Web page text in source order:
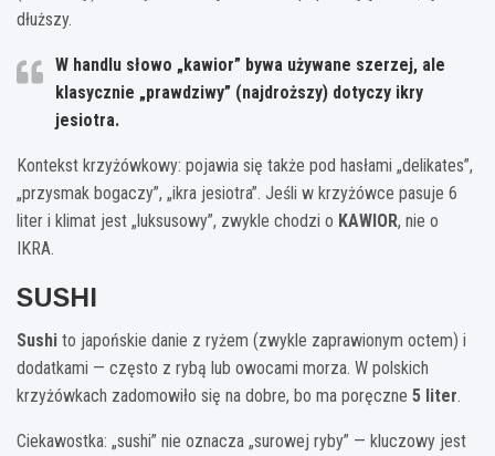
dłuższy.
W handlu słowo „kawior” bywa używane szerzej, ale
klasycznie „prawdziwy” (najdroższy) dotyczy ikry
jesiotra.
Kontekst krzyżówkowy: pojawia się także pod hasłami „delikates”,
„przysmak bogaczy”, „ikra jesiotra”. Jeśli w krzyżówce pasuje 6
liter i klimat jest „luksusowy”, zwykle chodzi o KAWIOR, nie o
IKRA.
SUSHI
Sushi to japońskie danie z ryżem (zwykle zaprawionym octem) i
dodatkami — często z rybą lub owocami morza. W polskich
krzyżówkach zadomowiło się na dobre, bo ma poręczne 5 liter.
Ciekawostka: „sushi” nie oznacza „surowej ryby” — kluczowy jest